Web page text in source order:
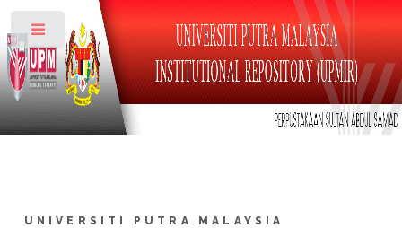
UNIVERSITI PUTRA MALAYSIA
Toggle